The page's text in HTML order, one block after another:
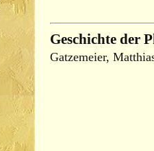
Geschichte der
Gatzemeier,